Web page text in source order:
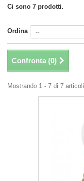
Ci sono 7 prodotti.
Ordina
Confronta (0)
Mostrando 1 - 7 di 7 articoli